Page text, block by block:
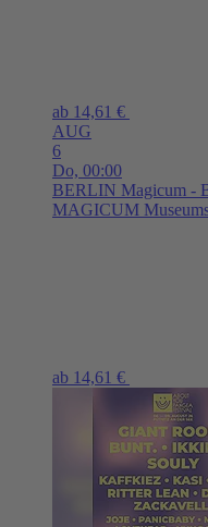
ab 14,61 €
AUG
6
Do, 00:00
BERLIN Magicum -
MAGICUM
ab 14,61 €